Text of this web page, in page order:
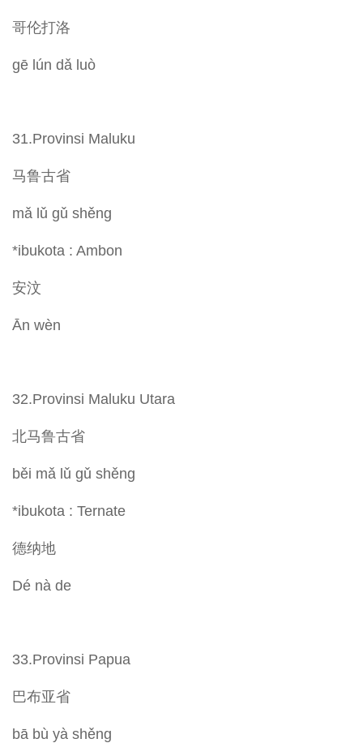
哥伦打洛
gē lún dǎ luò
31.Provinsi Maluku
马鲁古省
mǎ lǔ gǔ shěng
*ibukota : Ambon
安汶
Ān wèn
32.Provinsi Maluku Utara
北马鲁古省
běi mǎ lǔ gǔ shěng
*ibukota : Ternate
德纳地
Dé nà de
33.Provinsi Papua
巴布亚省
bā bù yà shěng